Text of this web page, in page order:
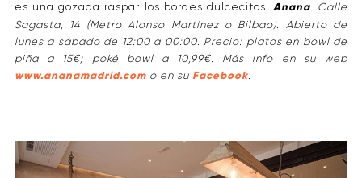
es una gozada raspar los bordes dulcecitos. Anana. Calle
Sagasta, 14 (Metro Alonso Martínez o Bilbao). Abierto de
lunes a sábado de 12:00 a 00:00. Precio: platos en bowl de
piña a 15€; poké bowl a 10,99€. Más info en su web
www.ananamadrid.como en su Facebook.